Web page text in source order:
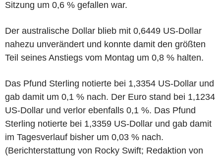
Sitzung um 0,6 % gefallen war.
Der australische Dollar blieb mit 0,6449 US-Dollar
nahezu unverändert und konnte damit den größten
Teil seines Anstiegs vom Montag um 0,8 % halten.
Das Pfund Sterling notierte bei 1,3354 US-Dollar und
gab damit um 0,1 % nach. Der Euro stand bei 1,1234
US-Dollar und verlor ebenfalls 0,1 %. Das Pfund
Sterling notierte bei 1,3359 US-Dollar und gab damit
im Tagesverlauf bisher um 0,03 % nach.
(Berichterstattung von Rocky Swift; Redaktion von